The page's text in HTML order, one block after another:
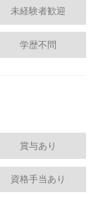
未経験者歓迎
学歴不問
賞与あり
資格手当あり